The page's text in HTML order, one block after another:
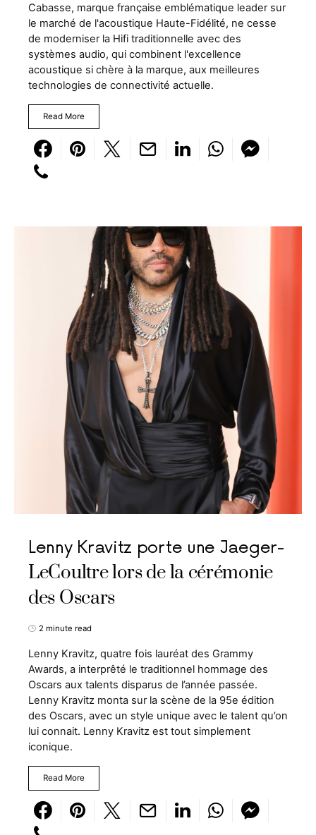
Cabasse, marque française emblématique leader sur
le marché de l'acoustique Haute-Fidélité, ne cesse
de moderniser la Hifi traditionnelle avec des
systèmes audio, qui combinent l'excellence
acoustique si chère à la marque, aux meilleures
technologies de connectivité actuelle.
Read More
Lenny Kravitz porte une Jaeger-
LeCoultre lors de la cérémonie
des Oscars
2 minute read
Lenny Kravitz, quatre fois lauréat des Grammy
Awards, a interprêté le traditionnel hommage des
Oscars aux talents disparus de l’année passée.
Lenny Kravitz monta sur la scène de la 95e édition
des Oscars, avec un style unique avec le talent qu’on
lui connait. Lenny Kravitz est tout simplement
iconique.
Read More